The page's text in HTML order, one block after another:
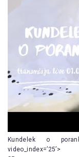
Kundelek o
video_index=’25’>